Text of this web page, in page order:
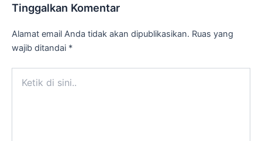
Tinggalkan Komentar
Alamat email Anda tidak akan dipublikasikan. Ruas yang
wajib ditandai *